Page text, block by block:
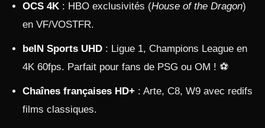
OCS 4K : HBO exclusivités (House of the Dragon)
en VF/VOSTFR.
beIN Sports UHD : Ligue 1, Champions League en
4K 60fps. Parfait pour fans de PSG ou OM ! ⚽
Chaînes françaises HD+ : Arte, C8, W9 avec redifs
films classiques.